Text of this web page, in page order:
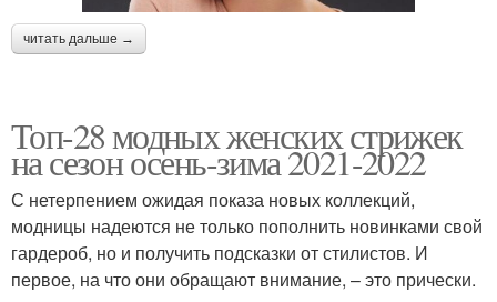
читать дальше →
Топ-28 модных женских стрижек
на сезон осень-зима 2021-2022
С нетерпением ожидая показа новых коллекций,
модницы надеются не только пополнить новинками свой
гардероб, но и получить подсказки от стилистов. И
первое, на что они обращают внимание, – это прически.